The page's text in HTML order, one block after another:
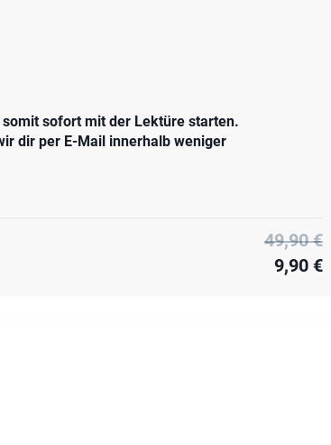
sofort mit der Lektüre starten.
dir per E-Mail innerhalb weniger
49,90 €
9,90 €